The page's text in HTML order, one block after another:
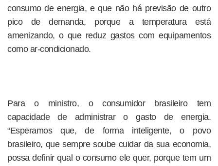
consumo de energia, e que não há previsão de outro
pico de demanda, porque a temperatura está
amenizando, o que reduz gastos com equipamentos
como ar-condicionado.
Para o ministro, o consumidor brasileiro tem
capacidade de administrar o gasto de energia.
“Esperamos que, de forma inteligente, o povo
brasileiro, que sempre soube cuidar da sua economia,
possa definir qual o consumo ele quer, porque tem um